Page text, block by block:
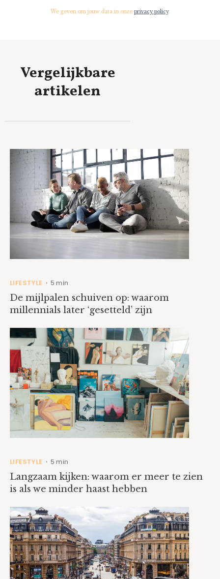
We geven om jouw data in onze privacy policy.
Vergelijkbare
artikelen
LIFESTYLE • 5 min
De mijlpalen schuiven op: waarom
millennials later ‘gesetteld’ zijn
LIFESTYLE • 5 min
Langzaam kijken: waarom er meer te zien
is als we minder haast hebben